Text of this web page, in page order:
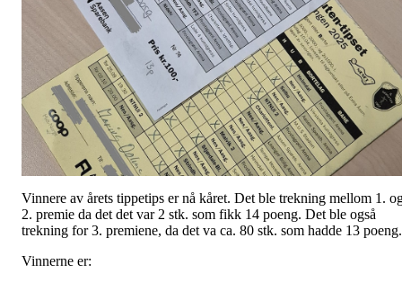
Vinnere av årets tippetips er nå kåret. Det ble trekning mellom 1.
2. premie da det det var 2 stk. som fikk 14 poeng. Det ble også
trekning for 3. premiene, da det va ca. 80 stk. som hadde 13 poeng.
Vinnerne er: